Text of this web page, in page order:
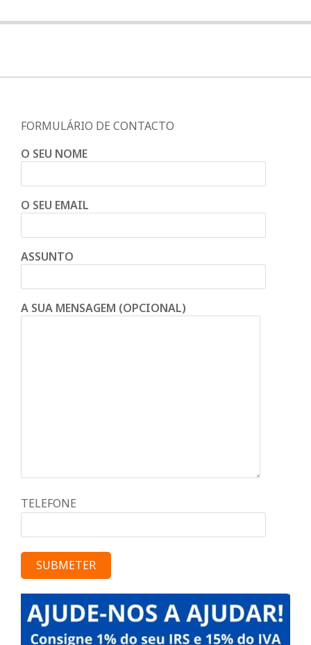
FORMULÁRIO DE CONTACTO
O SEU NOME
O SEU EMAIL
ASSUNTO
A SUA MENSAGEM (OPCIONAL)
TELEFONE